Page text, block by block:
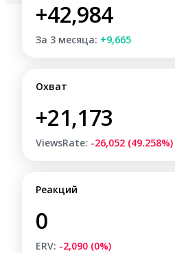
+42,984
За 3 месяца: +9,665
Охват
+21,173
ViewsRate: -26,052 (49.258%)
Реакций
0
ERV: -2,090 (0%)